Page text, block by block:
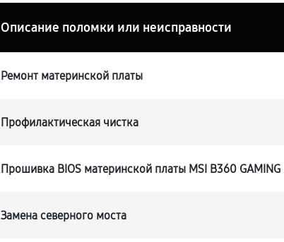
Описание поломки или неисправности
Ремонт материнской платы
Профилактическая чистка
Прошивка BIOS материнской платы MSI B360 GAMING
Замена северного моста